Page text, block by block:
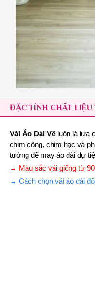
ĐẶC TÍNH CHẤT LIỆU
Vải Áo Dài Vẽ luôn là lựa
chim công, chim hạc và
tưởng để may áo dài dự
→ Màu sắc vải giống từ
→ Cách chọn vải áo dài